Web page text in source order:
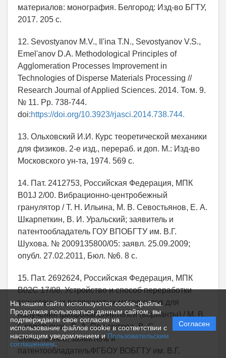
На нашем сайте используются cookie-файлы.
Продолжая пользоваться данным сайтом, вы
подтверждаете свое согласие на
использование файлов cookie в соответствии с
настоящим уведомлением и Пользовательским
соглашением .
Согласен
материалов: монография. Белгород: Изд-во БГТУ,
2017. 205 с.
12. Sevostyanov M.V., Il'ina T.N., Sevostyanov V.S.,
Emel'anov D.A. Methodological Principles of
Agglomeration Processes Improvement in
Technologies of Disperse Materials Processing //
Research Journal of Applied Sciences. 2014. Том. 9.
№ 11. Pp. 738-744.
doi:https://doi.org/10.3923/rjasci.2014.738.744.
13. Ольховский И.И. Курс теоретической механики
для физиков. 2-е изд., перераб. и доп. М.: Изд-во
Московского ун-та, 1974. 569 с.
14. Пат. 2412753, Российская Федерация, МПК
B01J 2/00. Вибрационно-центробежный
гранулятор / Т. Н. Ильина, М. В. Севостьянов, Е. А.
Шкарпеткин, В. И. Уральский; заявитель и
патентообладатель ГОУ ВПОБГТУ им. В.Г.
Шухова. № 2009135800/05: заявл. 25.09.2009;
опубл. 27.02.2011, Бюл. №6. 8 с.
15. Пат. 2692624, Российская Федерация, МПК
B02C 17/08. Устройство и способ переработки
техногенных волокнистых материалов для
получения фибронаполнителей (варианты) / М. В.
Севостьянов, В. А. Полуэктова, В. С.
Севостьянов; заявитель и
патентообладательФГБОУ ВОБГТУ им. В.Г.